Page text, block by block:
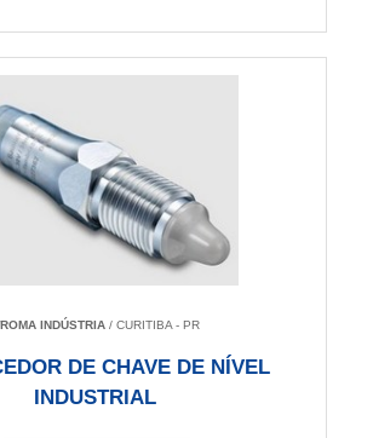
INDÚSTRIA / CURITIBA - PR
DE CHAVE DE NÍVEL
INDUSTRIAL